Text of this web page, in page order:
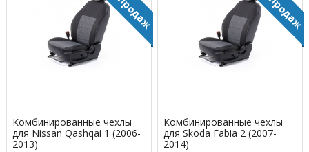
Комбинированные чехлы
для Nissan Qashqai 1 (2006-
2013)
Комбинированные чехлы
для Skoda Fabia 2 (2007-
2014)